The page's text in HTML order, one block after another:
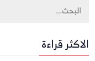
الاكثر قراءة